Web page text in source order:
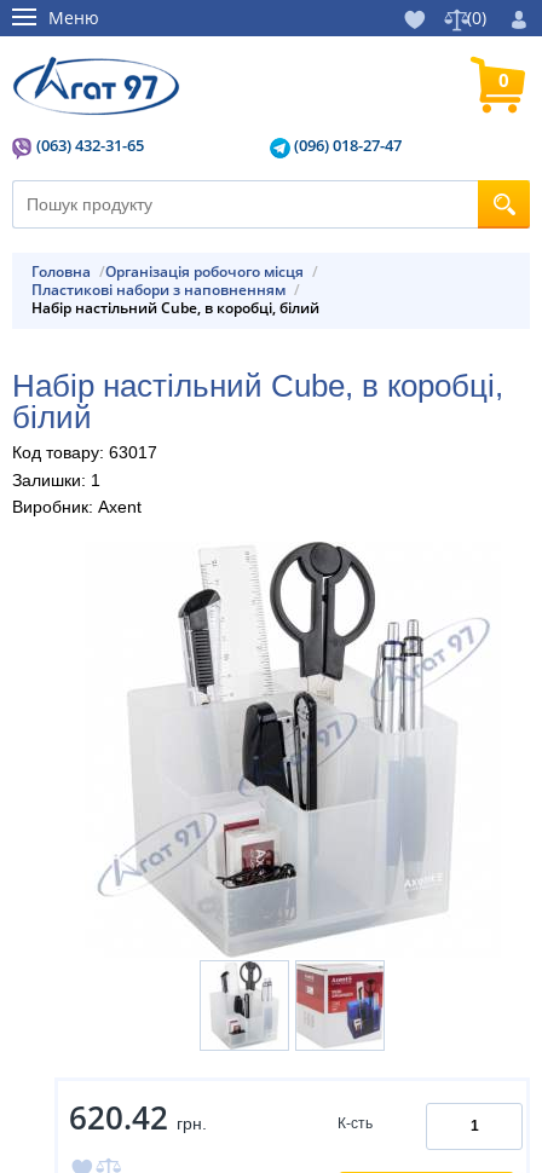
Меню (0)
(063) 432-31-65 (096) 018-27-47
0
Головна
Організація робочого місця
Пластикові набори з наповненням
Набір настільний Cube, в коробці, білий
Набір настільний Cube, в коробці,
білий
Код товару: 63017
Залишки: 1
Виробник: Axent
620.42 грн. К-сть